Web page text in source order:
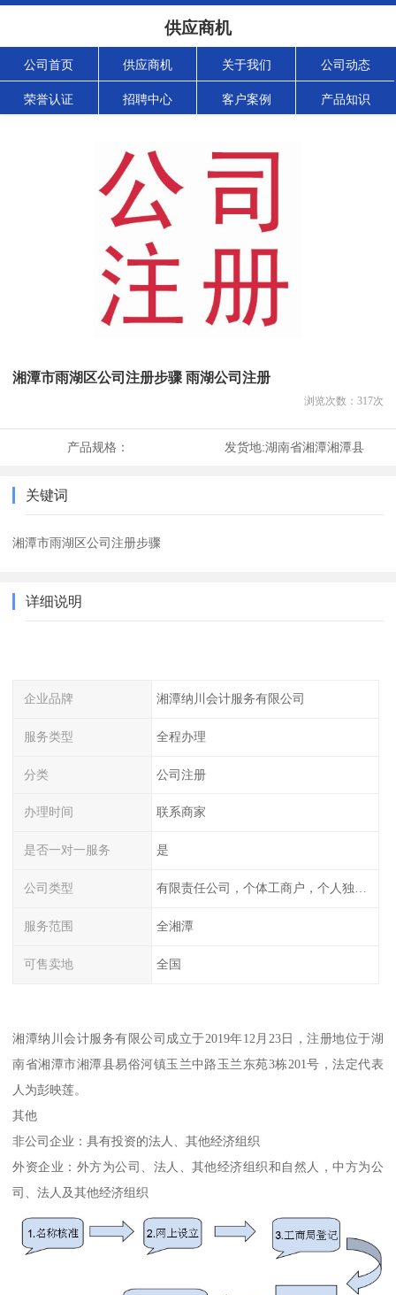
供应商机
公司首页 供应商机 关于我们 公司动态
荣誉认证 招聘中心 客户案例 产品知识
湘潭市雨湖区公司注册步骤 雨湖公司注册
浏览次数： 317次
产品规格： 发货地:湖南省湘潭湘潭县
关键词
湘潭市雨湖区公司注册步骤
详细说明
企业品牌 湘潭纳川会计服务有限公司
服务类型 全程办理
分类 公司注册
办理时间 联系商家
是否一对一服务 是
公司类型
服务范围 全湘潭
可售卖地 全国
湘潭纳川会计服务有限公司成立于2019年12月23日，注册地位于湖
南省湘潭市湘潭县易俗河镇玉兰中路玉兰东苑3栋201号，法定代表
人为彭映莲。
其他
非公司企业：具有投资的法人、其他经济组织
外资企业：外方为公司、法人、其他经济组织和自然人，中方为公
司、法人及其他经济组织